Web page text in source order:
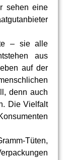
sehen eine
– sie alle
aus
auf der
denn auch
Die Vielfalt
Tüten,